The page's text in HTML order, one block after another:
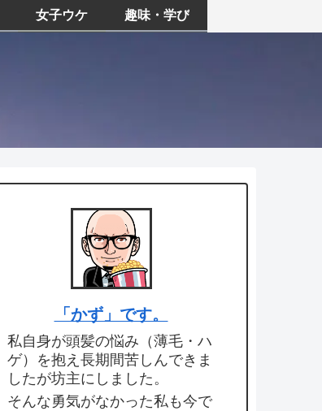
女子ウケ 趣味・学び
「かず」です。
私自身が頭髪の悩み（薄毛・ハ
ゲ）を抱え長期間苦しんできま
したが坊主にしました。
そんな勇気がなかった私も今で